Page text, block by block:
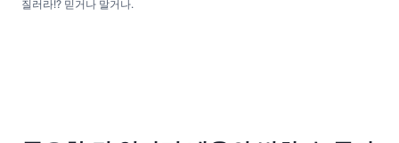
질러라!? 믿거나 말거나.